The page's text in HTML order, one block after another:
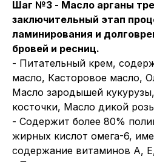
Шаг №3 - Масло арганы
заключительный этап
ламинирования и
бровей и ресниц.
- Питательный крем,
масло, Касторовое масло,
Масло зародышей
косточки, Масло дикой
- Содержит более 80%
жирных кислот омега-6,
содержание витаминов А,